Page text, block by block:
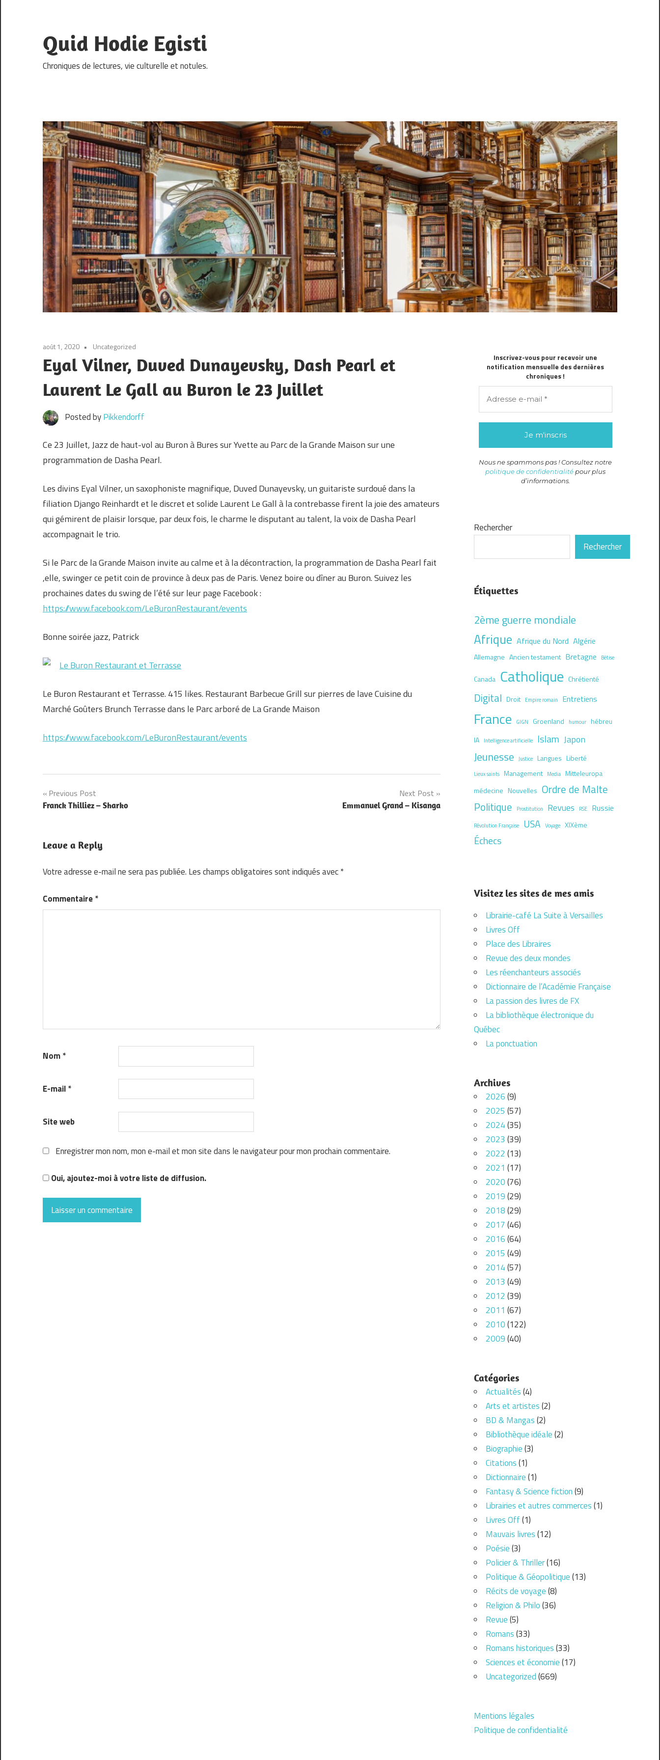
content
Quid Hodie Egisti
Chroniques de lectures, vie culturelle et notules.
août 1, 2020 Uncategorized
Eyal Vilner, Duved Dunayevsky, Dash Pearl et
Laurent Le Gall au Buron le 23 Juillet
Posted byPikkendorff
Ce 23 Juillet, Jazz de haut-vol au Buron à Bures sur Yvette au Parc de la Grande Maison sur une
programmation de Dasha Pearl.
Les divins Eyal Vilner, un saxophoniste magnifique, Duved Dunayevsky, un guitariste surdoué dans la
filiation Django Reinhardt et le discret et solide Laurent Le Gall à la contrebasse firent la joie des amateurs
qui gémirent de plaisir lorsque, par deux fois, le charme le disputant au talent, la voix de Dasha Pearl
accompagnait le trio.
Si le Parc de la Grande Maison invite au calme et à la décontraction, la programmation de Dasha Pearl fait
,elle, swinger ce petit coin de province à deux pas de Paris. Venez boire ou dîner au Buron. Suivez les
prochaines dates du swing de l’été sur leur page Facebook :
https://www.facebook.com/LeBuronRestaurant/events
Bonne soirée jazz, Patrick
Le Buron Restaurant et Terrasse
Le Buron Restaurant et Terrasse. 415 likes. Restaurant Barbecue Grill sur pierres de lave Cuisine du
Marché Goûters Brunch Terrasse dans le Parc arboré de La Grande Maison
https://www.facebook.com/LeBuronRestaurant/events
Navigation
de
Previous Post
Franck Thilliez – Sharko
Next Post
Emmanuel Grand – Kisanga
Leave a Reply
Votre adresse e-mail ne sera pas publiée. Les champs obligatoires sont indiqués avec*
Commentaire*
Nom*
E-mail*
Site web
Enregistrer mon nom, mon e-mail et mon site dans le navigateur pour mon prochain commentaire.
Oui, ajoutez-moi à votre liste de diffusion.
Inscrivez-vous pour recevoir une
notification mensuelle des dernières
chroniques !
Nous ne spammons pas ! Consultez notre
politique de confidentialité pour plus
d’informations.
Rechercher
Rechercher
Étiquettes
2ème guerre mondiale
Afrique Afrique du Nord Algérie
Allemagne Ancien testament Bretagne Bêtise
Canada Catholique Chrétienté
Digital Droit Empire romain Entretiens
France GIGN Groenland humour hébreu
IA
Intelligence artificielle Islam Japon
Jeunesse Justice Langues Liberté
Lieux saints Management Media Mitteleuropa
médecine Nouvelles Ordre de Malte
Politique
Prostitution Revues RSE Russie
Révolution Française USA Voyage XIXème
Échecs
Visitez les sites de mes amis
Librairie-café La Suite à Versailles
Livres Off
Place des Libraires
Revue des deux mondes
Les réenchanteurs associés
Dictionnaire de l’Académie Française
La passion des livres de FX
La bibliothèque électronique du
Québec
La ponctuation
Archives
2026(9)
2025 (57)
2024(35)
2023 (39)
2022 (13)
2021 (17)
2020(76)
2019(29)
2018(29)
2017 (46)
2016(64)
2015 (49)
2014(57)
2013 (49)
2012 (39)
2011 (67)
2010(122)
2009(40)
Catégories
Actualités(4)
Arts et artistes(2)
BD & Mangas(2)
Bibliothèque idéale(2)
Biographie(3)
Citations(1)
Dictionnaire(1)
Fantasy & Science fiction(9)
Librairies et autres commerces(1)
Livres Off(1)
Mauvais livres(12)
Poésie(3)
Policier & Thriller(16)
Politique & Géopolitique(13)
Récits de voyage(8)
Religion & Philo(36)
Revue(5)
Romans(33)
Romans historiques(33)
Sciences et économie(17)
Uncategorized(669)
Mentions légales
Politique de confidentialité